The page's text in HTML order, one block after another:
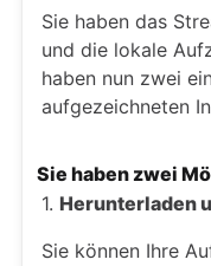
Sie haben das
und die lokale
haben nun zwei
aufgezeichneten
Sie haben zwei
1. Herunterladen
Sie können Ihre